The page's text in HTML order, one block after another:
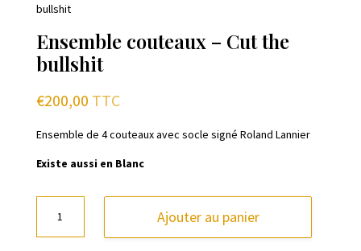
bullshit
Ensemble couteaux – Cut the
bullshit
€200,00 TTC
Ensemble de 4 couteaux avec socle signé Roland Lannier
Existe aussi en Blanc
Ensemble
Ajouter au panier